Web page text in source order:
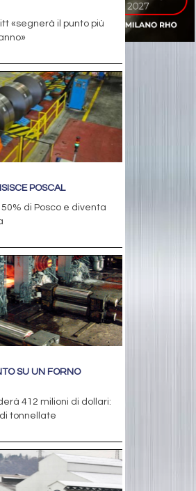
«segnerà il punto più
POSCAL
di Posco e diventa
SU UN FORNO
412 milioni di dollari:
tonnellate